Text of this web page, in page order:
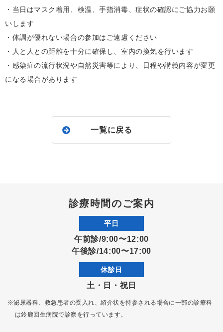
・当日はマスク着用、検温、手指消毒、症状の確認にご協力お願
いします
・体調が優れない場合の参加はご遠慮ください
・人と人との距離を十分に確保し、室内の換気を行います
・感染症の流行状況や自然災害等により、日程や講義内容が変更
になる場合があります
一覧に戻る
診療時間のご案内
平日
午前診/9:00〜12:00
午後診/14:00〜17:00
休診日
土・日・祝日
※泌尿器科、救急患者の受入れ、紹介状を持参される場合に一部の診療科
は鈴鹿回生病院で診察を行っています。